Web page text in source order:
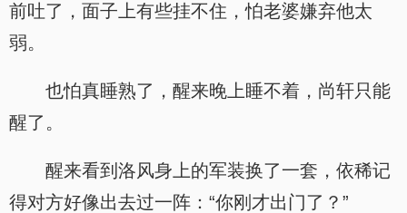
前吐了，面子上有些挂不住，怕老婆嫌弃他太
弱。
也怕真睡熟了，醒来晚上睡不着，尚轩只能
醒了。
醒来看到洛风身上的军装换了一套，依稀记
得对方好像出去过一阵：“你刚才出门了？”